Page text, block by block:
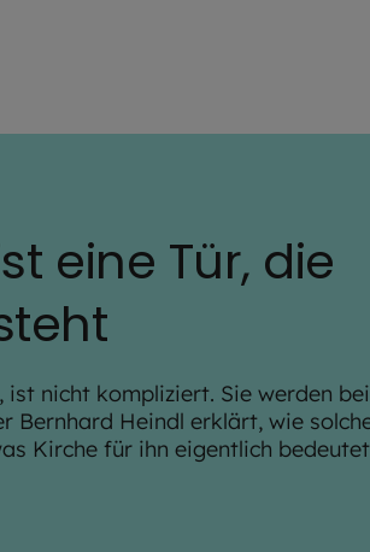
eine Tür, die
nicht kompliziert. Sie werden
Bernhard Heindl erklärt, wie
Kirche für ihn eigentlich